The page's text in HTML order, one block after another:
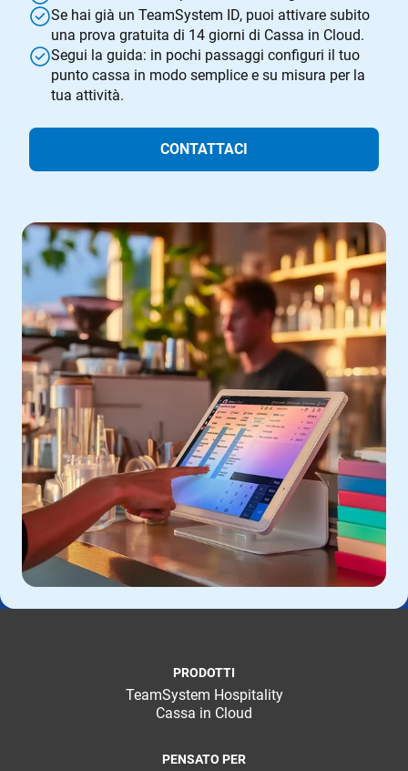
Se hai già un TeamSystem ID, puoi attivare subito
una prova gratuita di 14 giorni di Cassa in Cloud.
Segui la guida: in pochi passaggi configuri il tuo
punto cassa in modo semplice e su misura per la
tua attività.
CONTATTACI
PRODOTTI
TeamSystem Hospitality
Cassa in Cloud
PENSATO PER